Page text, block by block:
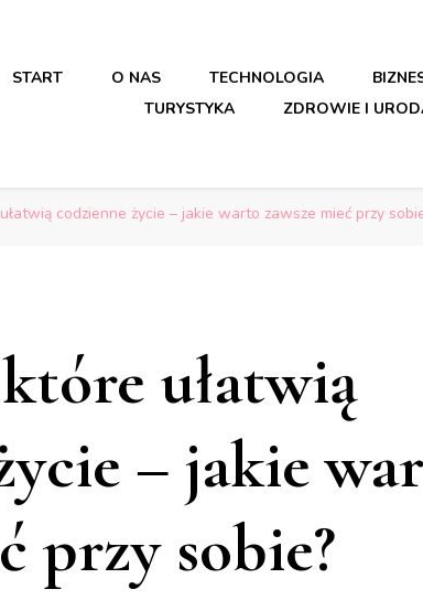
START O NAS TECHNOLOGIA
TURYSTYKA
ZDROWIE I
codzienne życie – jakie warto zawsze mieć przy
ułatwią
– jakie
przy sobie?